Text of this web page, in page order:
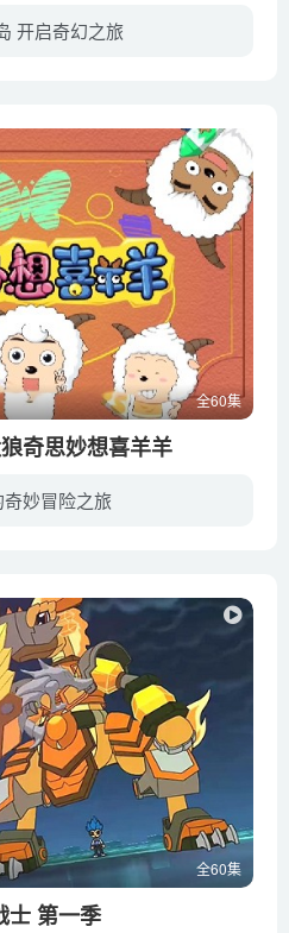
开启奇幻之旅
全60集
奇思妙想喜羊羊
妙冒险之旅
全60集
士 第一季